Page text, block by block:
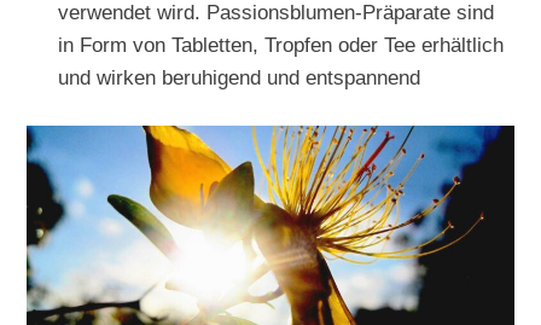
verwendet wird. Passionsblumen-Präparate sind
in Form von Tabletten, Tropfen oder Tee erhältlich
und wirken beruhigend und entspannend